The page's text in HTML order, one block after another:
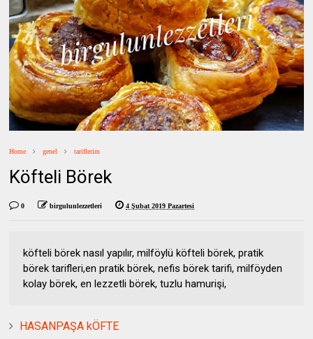
Home genel tariflerim
Köfteli Börek
0 birgulunlezzetleri 4 Şubat 2019 Pazartesi
köfteli börek nasıl yapılır, milföylü köfteli börek, pratik
börek tarifleri,en pratik börek, nefis börek tarifi, milföyden
kolay börek, en lezzetli börek, tuzlu hamurişi,
HASANPAŞA kÖFTE